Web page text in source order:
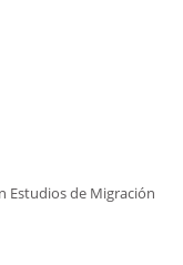
Estudios de Migración